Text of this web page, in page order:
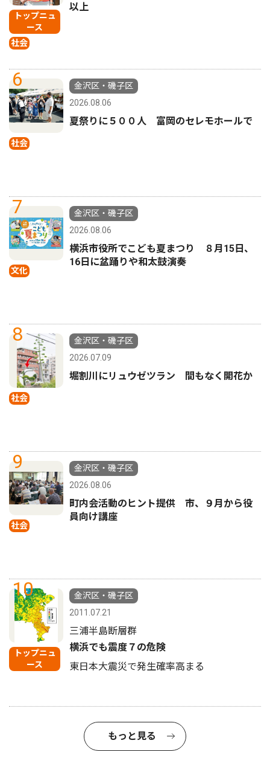
トップニュ
ース
社会
以上
6
社会
金沢区・磯子区
2026.08.06
夏祭りに５００人 富岡のセレモホールで
7
文化
金沢区・磯子区
2026.08.06
横浜市役所でこども夏まつり ８月15日、
16日に盆踊りや和太鼓演奏
8
社会
金沢区・磯子区
2026.07.09
堀割川にリュウゼツラン 間もなく開花か
9
社会
金沢区・磯子区
2026.08.06
町内会活動のヒント提供 市、９月から役
員向け講座
10
トップニュ
ース
金沢区・磯子区
2011.07.21
三浦半島断層群
横浜でも震度７の危険
東日本大震災で発生確率高まる
もっと見る